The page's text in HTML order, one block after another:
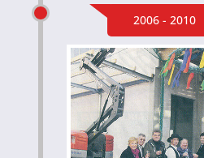
2006 - 2010